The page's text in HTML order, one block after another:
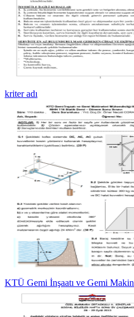
kriter adı
KTÜ Gemi İnşaatı ve Gemi